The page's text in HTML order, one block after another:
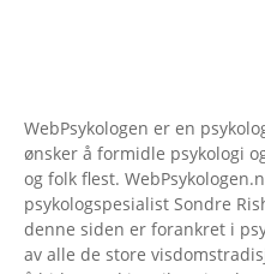
WebPsykologen er en
ønsker å formidle psykologi
og folk flest.
psykologspesialist Sondre
denne siden er forankret i
av alle de store